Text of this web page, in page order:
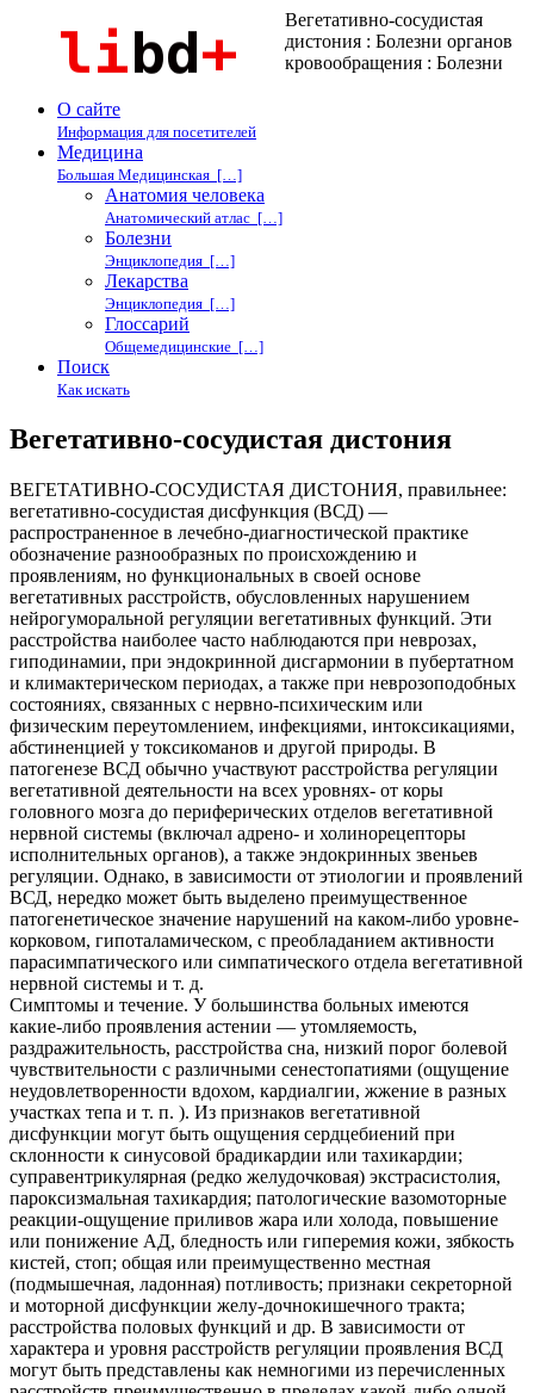
Вегетативно-сосудистая
дистония : Болезни органов
кровообращения : Болезни
О сайте
Информация для посетителей
Медицина
Большая Медицинская […]
Анатомия человека
Анатомический атлас […]
Болезни
Энциклопедия […]
Лекарства
Энциклопедия […]
Глоссарий
Общемедицинские […]
Поиск
Как искать
Вегетативно-сосудистая дистония
ВЕГЕТАТИВНО-СОСУДИСТАЯ ДИСТОНИЯ, правильнее:
вегетативно-сосудистая дисфункция (ВСД) —
распространенное в лечебно-диагностической практике
обозначение разнообразных по происхождению и
проявлениям, но функциональных в своей основе
вегетативных расстройств, обусловленных нарушением
нейрогуморальной регуляции вегетативных функций. Эти
расстройства наиболее часто наблюдаются при неврозах,
гиподинамии, при эндокринной дисгармонии в пубертатном
и климактерическом периодах, а также при неврозоподобных
состояниях, связанных с нервно-психическим или
физическим переутомлением, инфекциями, интоксикациями,
абстиненцией у токсикоманов и другой природы. В
патогенезе ВСД обычно участвуют расстройства регуляции
вегетативной деятельности на всех уровнях- от коры
головного мозга до периферических отделов вегетативной
нервной системы (включал адрено- и холинорецепторы
исполнительных органов), а также эндокринных звеньев
регуляции. Однако, в зависимости от этиологии и проявлений
ВСД, нередко может быть выделено преимущественное
патогенетическое значение нарушений на каком-либо уровне-
корковом, гипоталамическом, с преобладанием активности
парасимпатического или симпатического отдела вегетативной
нервной системы и т. д.
Симптомы и течение. У большинства больных имеются
какие-либо проявления астении — утомляемость,
раздражительность, расстройства сна, низкий порог болевой
чувствительности с различными сенестопатиями (ощущение
неудовлетворенности вдохом, кардиалгии, жжение в разных
участках тепа и т. п. ). Из признаков вегетативной
дисфункции могут быть ощущения сердцебиений при
склонности к синусовой брадикардии или тахикардии;
суправентрикулярная (редко желудочковая) экстрасистолия,
пароксизмальная тахикардия; патологические вазомоторные
реакции-ощущение приливов жара или холода, повышение
или понижение АД, бледность или гиперемия кожи, зябкость
кистей, стоп; общая или преимущественно местная
(подмышечная, ладонная) потливость; признаки секреторной
и моторной дисфункции желу-дочнокишечного тракта;
расстройства половых функций и др. В зависимости от
характера и уровня расстройств регуляции проявления ВСД
могут быть представлены как немногими из перечисленных